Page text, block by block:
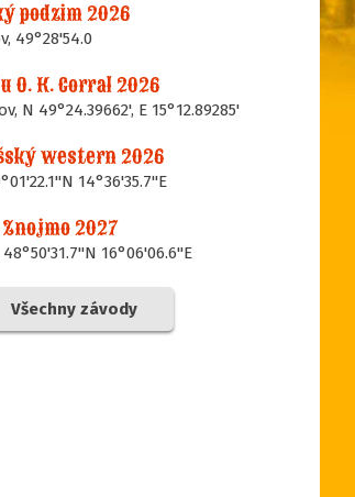
podzim 2026
49°28'54.0
O. K. Corral 2026
N 49°24.39662', E 15°12.89285'
western 2026
14°36'35.7"E
Znojmo 2027
16°06'06.6"E
Všechny závody